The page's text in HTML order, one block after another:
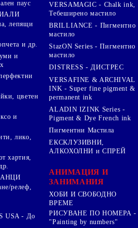
паус
лепящи
и др.
и
цветен
и
лико,
хартия,
релеф,
USA - До
VERSAMAGIC - Chalk ink,
Тебеширено мастило
BRILLIANCE - Пигментно
мастило
StazON Series - Пигментно
мастило
DISTRESS - ДИСТРЕС
VERSAFINE & ARCHIVAL
INK - Super fine pigment &
permanent ink
ALADIN IZINK Series -
Pigment & Dye French ink
Пигментни Мастила
ЕКСКЛУЗИВНИ,
АЛКОХОЛНИ и СПРЕЙ
АНИМАЦИЯ И
ЗАНИМАНИЯ
ХОБИ И СВОБОДНО
ВРЕМЕ
РИСУВАНЕ ПО НОМЕРА -
"Painting by numbers"